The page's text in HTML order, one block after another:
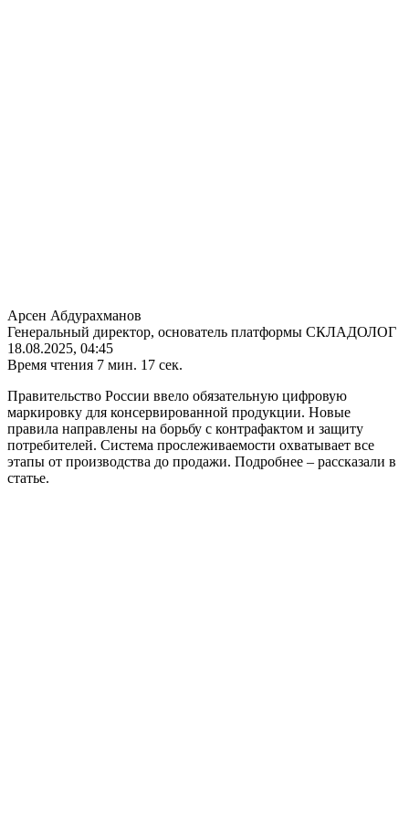
Арсен Абдурахманов
Генеральный директор, основатель платформы СКЛАДОЛОГ
18.08.2025, 04:45
Время чтения 7 мин. 17 сек.
Правительство России ввело обязательную цифровую
маркировку для консервированной продукции. Новые
правила направлены на борьбу с контрафактом и защиту
потребителей. Система прослеживаемости охватывает все
этапы от производства до продажи. Подробнее – рассказали в
статье.